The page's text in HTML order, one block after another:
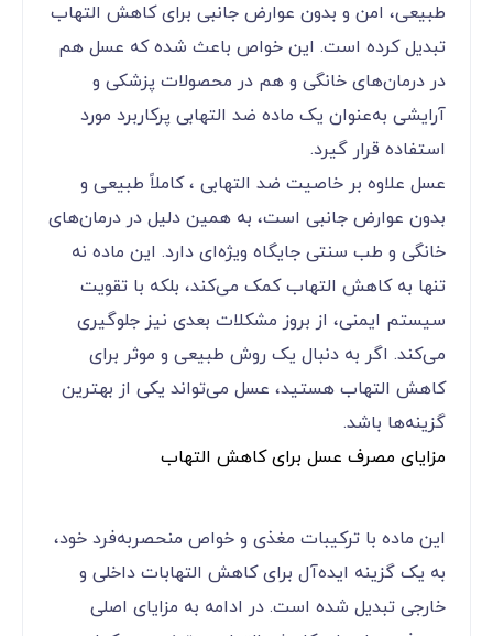
طبیعی، امن و بدون عوارض جانبی برای کاهش التهاب
تبدیل کرده است. این خواص باعث شده که عسل هم
در درمان‌های خانگی و هم در محصولات پزشکی و
آرایشی به‌عنوان یک ماده ضد التهابی پرکاربرد مورد
استفاده قرار گیرد.
عسل علاوه بر خاصیت ضد التهابی ، کاملاً طبیعی و
بدون عوارض جانبی است، به همین دلیل در درمان‌های
خانگی و طب سنتی جایگاه ویژه‌ای دارد. این ماده نه
تنها به کاهش التهاب کمک می‌کند، بلکه با تقویت
سیستم ایمنی، از بروز مشکلات بعدی نیز جلوگیری
می‌کند. اگر به دنبال یک روش طبیعی و موثر برای
کاهش التهاب هستید، عسل می‌تواند یکی از بهترین
گزینه‌ها باشد.
مزایای مصرف عسل برای کاهش التهاب